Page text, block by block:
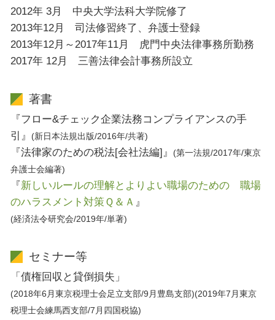
2012年 3月 中央大学法科大学院修了
2013年12月 司法修習終了、弁護士登録
2013年12月～2017年11月 虎門中央法律事務所勤務
2017年 12月 三善法律会計事務所設立
著書
『フロー&チェック企業法務コンプライアンスの手
引』
(新日本法規出版/2016年/共著)
『法律家のための税法[会社法編]』
(第一法規/2017年/東京
弁護士会編著)
『 新しいルールの理解とよりよい職場のための 職場
のハラスメント対策Ｑ＆Ａ 』
(経済法令研究会/2019年/単著)
セミナー等
「債権回収と貸倒損失」
(2018年6月東京税理士会足立支部/9月豊島支部)(2019年7月東京
税理士会練馬西支部/7月四国税協)